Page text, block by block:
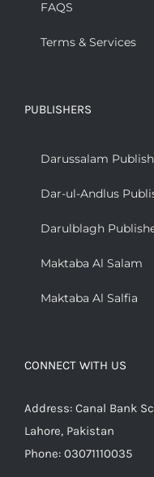
FAQS
Terms & Services
PUBLISHERS
Darussalam
Dar-ul-Andlus
Darulblagh
Maktaba Al Salam
Maktaba Al Salfia
CONNECT WITH US
Address: Canal Bank
Lahore, Pakistan
Phone: 03071110035